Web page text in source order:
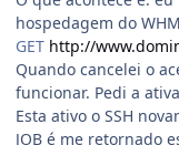
hospedagem do
GET http://
Quando cancelei o
funcionar. Pedi a
Esta ativo o SSH
JOB é me retornado